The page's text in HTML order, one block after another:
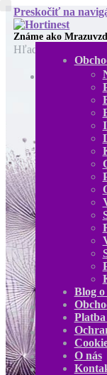
Preskočiť na
Hľadať:
Kríky,
Ovocné
Rarity
Blog o
O nás
Kontakt
Blog
O nás
€ 0